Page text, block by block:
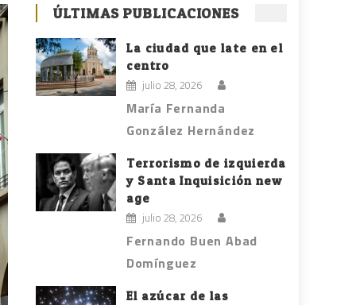
ÚLTIMAS PUBLICACIONES
La ciudad que late en el
centro
julio 28, 2026
María Fernanda
González Hernández
Terrorismo de izquierda
y Santa Inquisición new
age
julio 28, 2026
Fernando Buen Abad
Domínguez
El azúcar de las